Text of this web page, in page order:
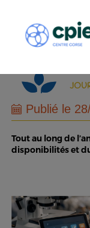
Publié le
Tout au long de
disponibilités et